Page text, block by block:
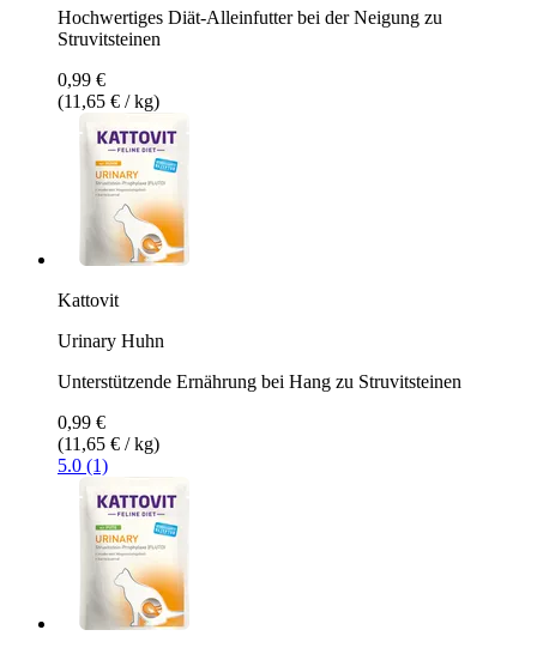
Hochwertiges Diät-Alleinfutter bei der Neigung zu
Struvitsteinen
0,99 €
(11,65 € / kg)
Kattovit
Urinary Huhn
Unterstützende Ernährung bei Hang zu Struvitsteinen
0,99 €
(11,65 € / kg)
5.0 (1)